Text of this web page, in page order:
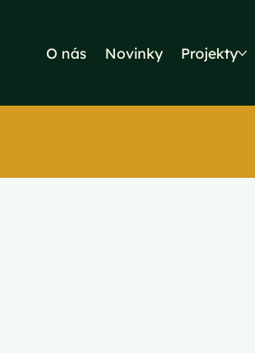
O nás Novinky Projekty